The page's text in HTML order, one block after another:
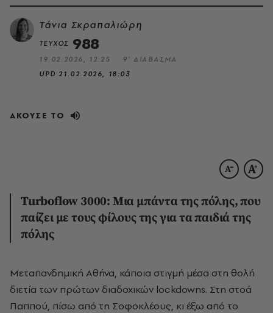
Τάνια Σκραπαλιώρη
ΤΕΥΧΟΣ 988
19.02.2026, 12:25
9’ ΔΙΑΒΑΣΜΑ
UPD21.02.2026, 18:03
ΑΚΟΥΣΕ ΤΟ
Turboflow 3000: Μια μπάντα της πόλης, που
παίζει με τους φίλους της για τα παιδιά της
πόλης
Μεταπανδημική Αθήνα, κάποια στιγμή μέσα στη θολή
διετία των πρώτων διαδοχικών lοckdowns. Στη στοά
Παππού, πίσω από τη Σοφοκλέους, κι έξω από το